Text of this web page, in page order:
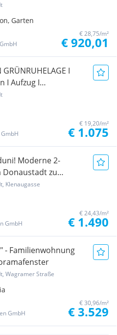
Garten
€ 28,75/m²
€ 920,01
GRÜNRUHELAGE I
I Aufzug I
I Luft-Wasser-
€ 19,20/m²
€ 1.075
Moderne 2-
zu
Klenaugasse
GmbH
€ 24,43/m²
€ 1.490
- Familienwohnung
Wagramer Straße
GmbH
€ 30,96/m²
€ 3.529